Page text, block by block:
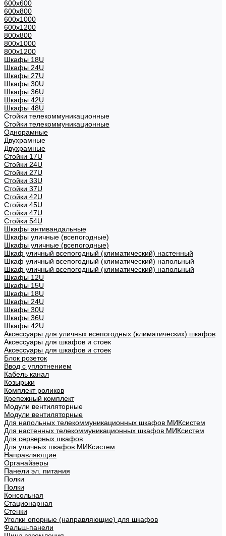
600x600
600x800
600х1000
600х1200
800x800
800х1000
800х1200
Шкафы 18U
Шкафы 24U
Шкафы 27U
Шкафы 30U
Шкафы 36U
Шкафы 42U
Шкафы 48U
Стойки телекоммуникационные
Стойки телекоммуникационные
Однорамные
Двухрамные
Двухрамные
Стойки 17U
Стойки 24U
Стойки 27U
Стойки 33U
Стойки 37U
Стойки 42U
Стойки 45U
Стойки 47U
Стойки 54U
Шкафы антивандальные
Шкафы уличные (всепогодные)
Шкафы уличные (всепогодные)
Шкаф уличный всепогодный (климатический) настенный
Шкаф уличный всепогодный (климатический) напольный
Шкаф уличный всепогодный (климатический) напольный
Шкафы 12U
Шкафы 15U
Шкафы 18U
Шкафы 24U
Шкафы 30U
Шкафы 36U
Шкафы 42U
Аксессуары для уличных всепогодных (климатических) шкафов
Аксессуары для шкафов и стоек
Аксессуары для шкафов и стоек
Блок розеток
Ввод с уплотнением
Кабель канал
Козырьки
Комплект роликов
Крепежный комплект
Модули вентиляторные
Модули вентиляторные
Для напольных телекоммуникационных шкафов МИКсистем
Для настенных телекоммуникационных шкафов МИКсистем
Для серверных шкафов
Для уличных шкафов МИКсистем
Направляющие
Органайзеры
Панели эл. питания
Полки
Полки
Консольная
Стационарная
Стенки
Уголки опорные (направляющие) для шкафов
Фальш-панели